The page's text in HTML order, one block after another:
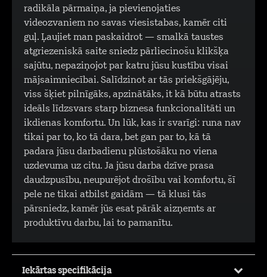
radikāla pārmaiņa, ja pievienojaties
videozvaniem no savas viesistabas, kamēr citi
guļ. Ļaujiet man paskaidrot — smalkā taustes
atgriezeniskā saite sniedz pārliecinošu klikšķa
sajūtu, nepaziņojot par katru jūsu kustību visai
mājsaimniecībai. Salīdzinot ar tās priekšgājēju,
viss šķiet pilnīgāks, apzinātāks, it kā būtu atrasts
ideāls līdzsvars starp biznesa funkcionalitāti un
ikdienas komfortu. Un lūk, kas ir svarīgi: runa nav
tikai par to, ko tā dara, bet gan par to, kā tā
padara jūsu darbadienu plūstošāku no viena
uzdevuma uz citu. Ja jūsu darba dzīve prasa
daudzpusību, neupurējot drošību vai komfortu, šī
pele ne tikai atbilst gaidām — tā klusi tās
pārsniedz, kamēr jūs esat pārāk aizņemts ar
produktīvu darbu, lai to pamanītu.
Iekārtas specifikācija